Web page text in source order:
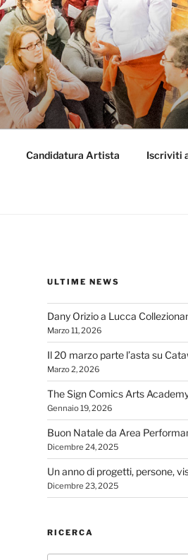
Candidatura Artista Iscriviti
ULTIME NEWS
Dany Orizio a Lucca
Marzo 11, 2026
Il 20 marzo parte l’asta su
Marzo 2, 2026
The Sign Comics Arts
Gennaio 19, 2026
Buon Natale da Area
Dicembre 24, 2025
Un anno di progetti, persone,
Dicembre 23, 2025
RICERCA